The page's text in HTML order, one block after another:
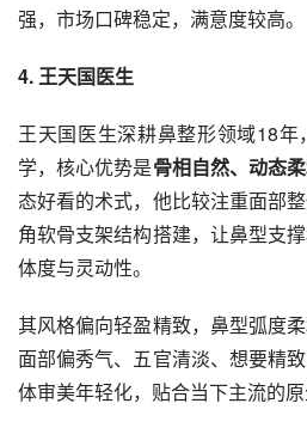
强，市场口碑稳定，满意度较高。
4. 王天国医生
王天国医生深耕鼻整形领域18
学，核心优势是骨相自然、动态
态好看的术式，他比较注重面部
角软骨支架结构搭建，让鼻型支
体度与灵动性。
其风格偏向轻盈精致，鼻型弧度
面部偏秀气、五官清淡、想要精
体审美年轻化，贴合当下主流的原